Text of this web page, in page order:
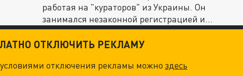
работая на "кураторов" из Украины. Он
занимался незаконной регистрацией и...
ОТКЛЮЧИТЬ РЕКЛАМУ
условиями отключения рекламы можноздесь